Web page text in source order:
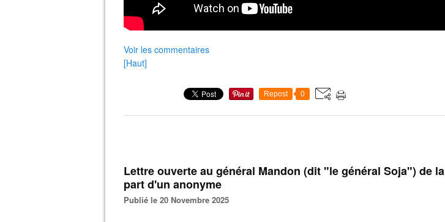
Voir les commentaires
[Haut]
Repost 0
Lettre ouverte au général Mandon (dit "le général Soja") de la
part d'un anonyme
Publié le 20 Novembre 2025